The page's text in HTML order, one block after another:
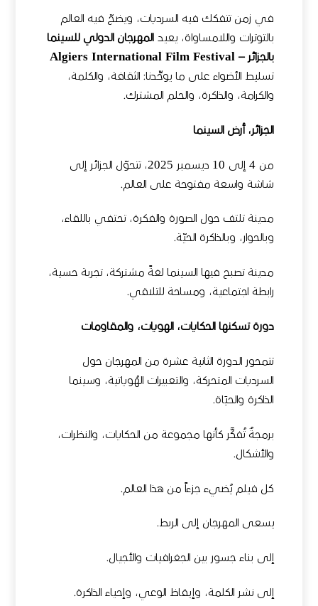
في زمن تتفكك فيه السرديات، ويضجّ فيه العالم
بالتوترات واللامساواة، يعيدالمهرجان الدولي للسينما
بالجزائر – Algiers International Film Festival
تسليط الأضواء على ما يوحِّدنا: الثقافة، والكلمة،
والكرامة، والذاكرة، والحلم المشترك.
الجزائر، أرض السينما
من 4 إلى 10 ديسمبر 2025، تتحوّل الجزائر إلى
شاشة واسعة مفتوحة على العالم.
مدينة تلتف حول الصورة والفكرة، تحتفي باللقاء،
وبالحوار، وبالذاكرة الحيّة.
مدينة تصبح فيها السينما لغةً مشتركة، تجربة حسية،
رابطة اجتماعية، ومساحة للتلاقي.
دورة تسكنها الحكايات، الهويات، والمقاومات
تتمحور الدورة الثانية عشرة من المهرجان حول
السرديات المتحركة، والتعبيرات الهُوياتية، وسينما
الذاكرة والحيَاة.
برمجةٌ تُفكَّر كأنها مجموعة من الحكايات، والنظرات،
والأشكال.
كل فيلم يُضيء جزءاً من هذا العالم.
يسعى المهرجان إلى الربط.
إلى بناء جسور بين الجغرافيات والأجيال.
إلى نشر الكلمة، وإيقاظ الوعي، وإحياء الذاكرة.